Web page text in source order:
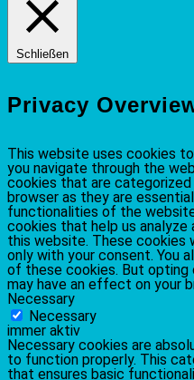
Schließen
Privacy
This website uses cookies
you navigate through the
cookies that are
browser as they are
functionalities of the
cookies that help us analyze
this website. These cookies
only with your consent. You
of these cookies. But
may have an effect on your
Necessary
Necessary
immer aktiv
Necessary cookies are
to function properly. This
that ensures basic